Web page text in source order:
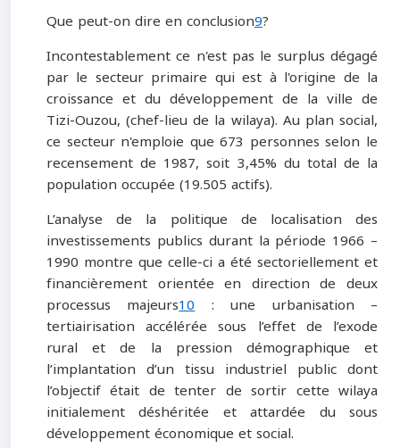
Que peut-on dire en conclusion9?
Incontestablement ce n'est pas le surplus dégagé
par le secteur primaire qui est à l'origine de la
croissance et du développement de la ville de
Tizi-Ouzou, (chef-lieu de la wilaya). Au plan social,
ce secteur n'emploie que 673 personnes selon le
recensement de 1987, soit 3,45% du total de la
population occupée (19.505 actifs).
L’analyse de la politique de localisation des
investissements publics durant la période 1966 –
1990 montre que celle-ci a été sectoriellement et
financièrement orientée en direction de deux
processus majeurs10: une urbanisation –
tertiairisation accélérée sous l’effet de l’exode
rural et de la pression démographique et
l’implantation d’un tissu industriel public dont
l’objectif était de tenter de sortir cette wilaya
initialement déshéritée et attardée du sous
développement économique et social.